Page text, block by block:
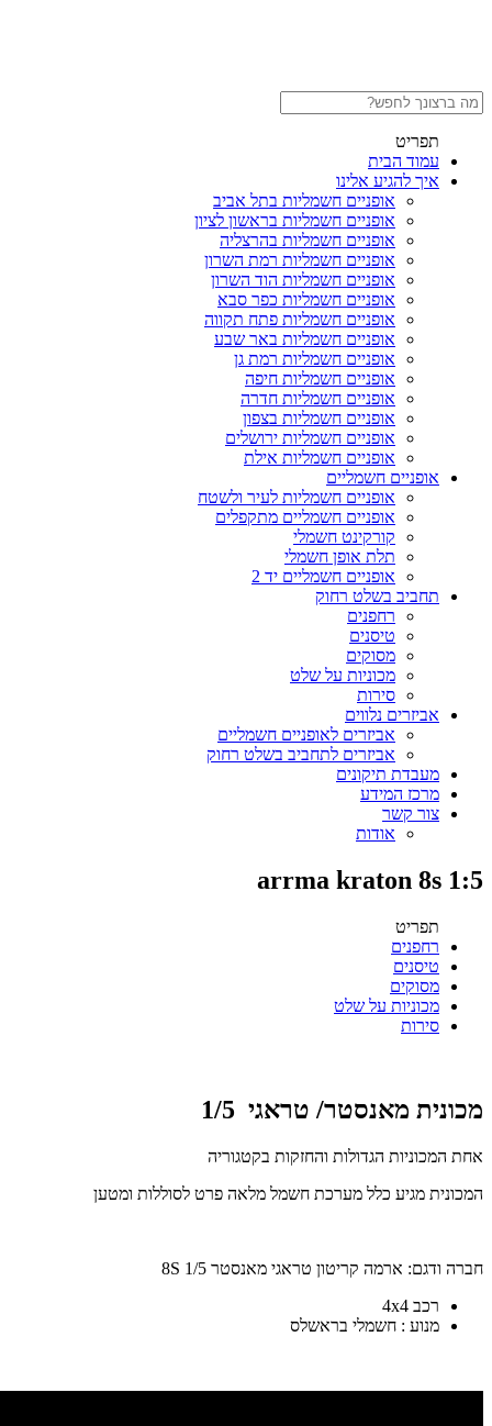
תפריט
עמוד הבית
איך להגיע אלינו
אופניים חשמליות בתל אביב
אופניים חשמליות בראשון לציון
אופניים חשמליות בהרצליה
אופניים חשמליות רמת השרון
אופניים חשמליות הוד השרון
אופניים חשמליות כפר סבא
אופניים חשמליות פתח תקווה
אופניים חשמליות באר שבע
אופניים חשמליות רמת גן
אופניים חשמליות חיפה
אופניים חשמליות חדרה
אופניים חשמליות בצפון
אופניים חשמליות ירושלים
אופניים חשמליות אילת
אופניים חשמליים
אופניים חשמליות לעיר ולשטח
אופניים חשמליים מתקפלים
קורקינט חשמלי
תלת אופן חשמלי
אופניים חשמליים יד 2
תחביב בשלט רחוק
רחפנים
טיסנים
מסוקים
מכוניות על שלט
סירות
אביזרים נלווים
אביזרים לאופניים חשמליים
אביזרים לתחביב בשלט רחוק
מעבדת תיקונים
מרכז המידע
צור קשר
אודות
arrma kraton 8s 1:5
תפריט
רחפנים
טיסנים
מסוקים
מכוניות על שלט
סירות
מכונית מאנסטר/ טראגי 1/5
אחת המכוניות הגדולות והחזקות בקטגוריה
המכונית מגיע כלל מערכת חשמל מלאה פרט לסוללות ומטען
חברה ודגם: ארמה קריטון טראגי מאנסטר 1/5 8S
רכב 4x4
מנוע : חשמלי בראשלס